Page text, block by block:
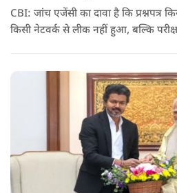
CBI: जांच एजेंसी का दावा है कि प्रश्नपत्र
किसी नेटवर्क से लीक नहीं हुआ, बल्कि